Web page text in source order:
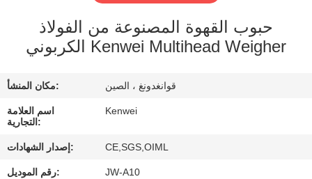
المعمل
الجودة
اتصل
بنا
حبوب القهوة المصنوعة من الفولاذ
الكربوني Kenwei Multihead Weigher
مكان المنشأ: قوانغدونغ ، الصين
اسم العلامة
التجارية:
Kenwei
إصدار الشهادات: CE,SGS,OIML
رقم الموديل: JW-A10